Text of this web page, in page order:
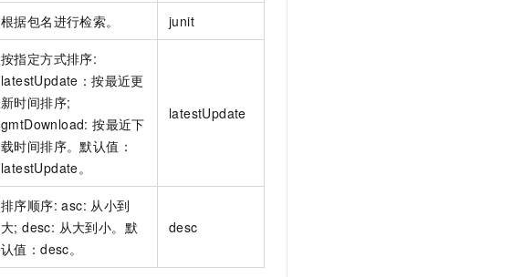
根据包名进行检索。 junit
按指定方式排序:
latestUpdate：按最近更
新时间排序;
gmtDownload: 按最近下
载时间排序。默认值：
latestUpdate。
latestUpdate
排序顺序: asc: 从小到
大; desc: 从大到小。默
认值：desc。
desc